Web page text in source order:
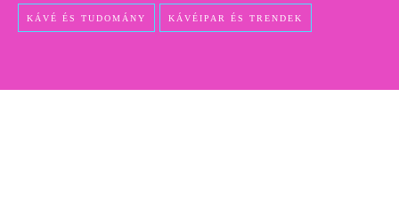
KÁVÉ ÉS TUDOMÁNY KÁVÉIPAR ÉS TRENDEK